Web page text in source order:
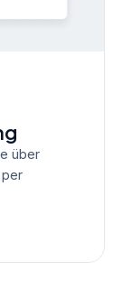
über
per